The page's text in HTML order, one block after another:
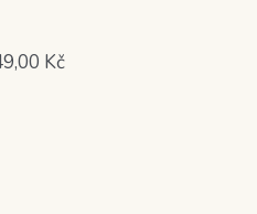
Kč.
KčRozpětí